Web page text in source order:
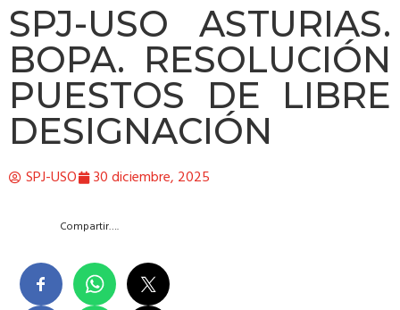
SPJ-USO ASTURIAS.
BOPA. RESOLUCIÓN
PUESTOS DE LIBRE
DESIGNACIÓN
SPJ-USO 30 diciembre, 2025
Compartir….